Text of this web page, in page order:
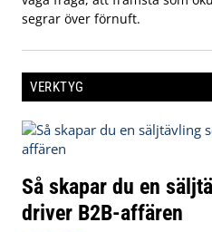
segrar över förnuft.
VERKTYG
Så skapar du en
driver B2B-affären